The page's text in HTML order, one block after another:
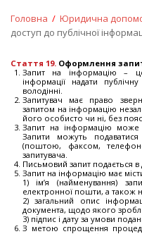
Головна / Юридична
доступ до публічної
Стаття 19. Оформлення
Запит на інформацію –
інформації надати
володінні.
Запитувач має право
запитом на інформацію
його особисто чи ні, без
Запит на інформацію може
Запити можуть
(поштою, факсом,
запитувача.
Письмовий запит подається в
Запит на інформацію має
1) ім’я (найменування)
електронної пошти, а також
2) загальний опис
документа, щодо якого
3) підпис і дату за умови
З метою спрощення